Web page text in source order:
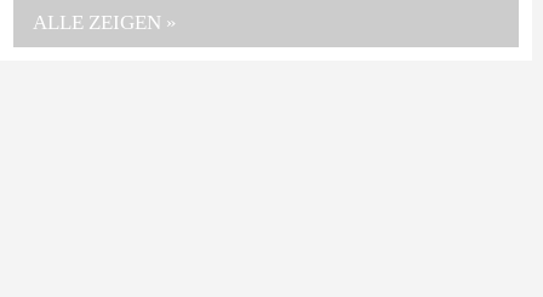
ALLE ZEIGEN »